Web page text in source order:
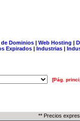
Dominios| Web Hosting |
Expirados | Industrias |
[Pág.
** Precios